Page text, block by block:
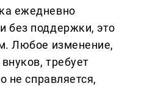
ежедневно
без поддержки, это
Любое изменение,
требует
не справляется,